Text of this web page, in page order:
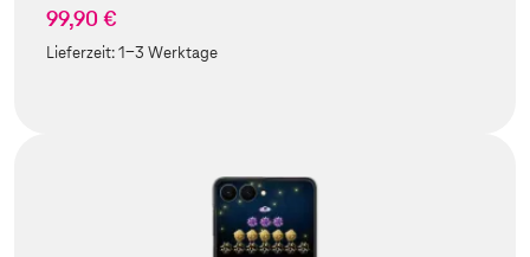
99,90 €
Lieferzeit:1-3 Werktage